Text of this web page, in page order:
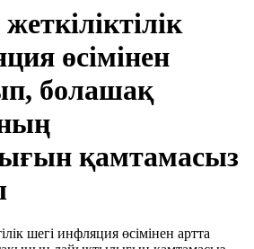
өсімінен
болашақ
қамтамасыз